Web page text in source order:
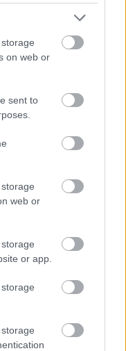
on web or
sent to
web or
or app.
Workroom